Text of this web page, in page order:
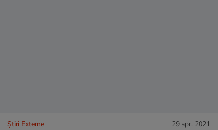
Știri Externe 29 apr. 2021